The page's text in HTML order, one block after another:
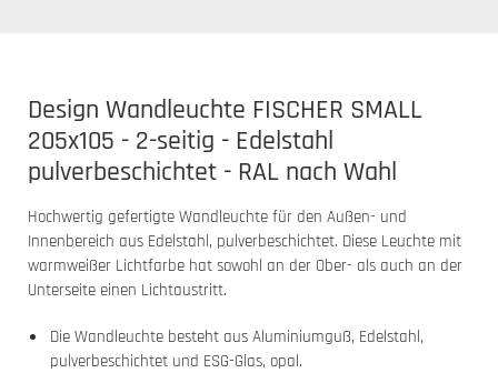
Design Wandleuchte FISCHER SMALL
205x105 - 2-seitig - Edelstahl
pulverbeschichtet - RAL nach Wahl
Hochwertig gefertigte Wandleuchte für den Außen- und
Innenbereich aus Edelstahl, pulverbeschichtet. Diese Leuchte mit
warmweißer Lichtfarbe hat sowohl an der Ober- als auch an der
Unterseite einen Lichtaustritt.
Die Wandleuchte besteht aus Aluminiumguß, Edelstahl,
pulverbeschichtet und ESG-Glas, opal.